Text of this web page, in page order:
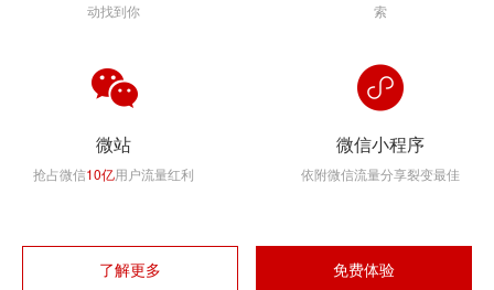
动找到你
索
微站
抢占微信10亿用户流量红利
微信小程序
依附微信流量分享裂变最佳
了解更多 免费体验